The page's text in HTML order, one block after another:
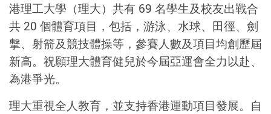
港理工大學（理大）共有 69 名學生及校友出戰合
共 20 個體育項目，包括，游泳、水球、田徑、劍
擊、射箭及競技體操等，參賽人數及項目均創歷屆
新高。祝願理大體育健兒於今屆亞運會全力以赴、
為港爭光。
理大重視全人教育，並支持香港運動項目發展。自